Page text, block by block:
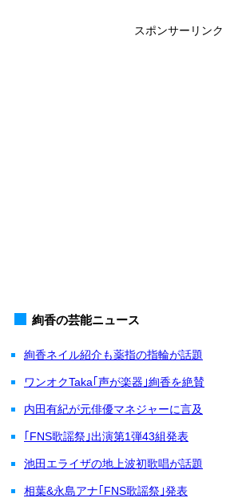
スポンサーリンク
絢香の芸能ニュース
絢香ネイル紹介も薬指の指輪が話題
ワンオクTaka｢声が楽器｣絢香を絶賛
内田有紀が元俳優マネジャーに言及
｢FNS歌謡祭｣出演第1弾43組発表
池田エライザの地上波初歌唱が話題
相葉&永島アナ｢FNS歌謡祭｣発表